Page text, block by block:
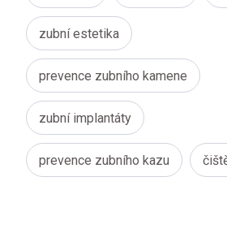
zubní estetika
prevence zubního kamene
zubní implantáty
prevence zubního kazu